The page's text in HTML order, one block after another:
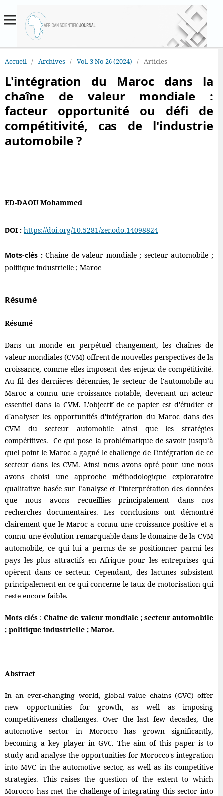
Accueil / Archives / Vol. 3 No 26 (2024) / Articles
L'intégration du Maroc dans la
chaîne de valeur mondiale :
facteur opportunité ou défi de
compétitivité, cas de l'industrie
automobile ?
ED-DAOU Mohammed
DOI : https://doi.org/10.5281/zenodo.14098824
Mots-clés :Chaine de valeur mondiale ; secteur automobile ;
politique industrielle ; Maroc
Résumé
Résumé
Dans un monde en perpétuel changement, les chaînes de
valeur mondiales (CVM) offrent de nouvelles perspectives de la
croissance, comme elles imposent des enjeux de compétitivité.
Au fil des dernières décennies, le secteur de l'automobile au
Maroc a connu une croissance notable, devenant un acteur
essentiel dans la CVM. L'objectif de ce papier est d'étudier et
d'analyser les opportunités d'intégration du Maroc dans des
CVM du secteur automobile ainsi que les stratégies
compétitives. Ce qui pose la problématique de savoir jusqu’à
quel point le Maroc a gagné le challenge de l'intégration de ce
secteur dans les CVM. Ainsi nous avons opté pour une nous
avons choisi une approche méthodologique exploratoire
qualitative basée sur l’analyse et l’interprétation des données
que nous avons recueillies principalement dans nos
recherches documentaires. Les conclusions ont démontré
clairement que le Maroc a connu une croissance positive et a
connu une évolution remarquable dans le domaine de la CVM
automobile, ce qui lui a permis de se positionner parmi les
pays les plus attractifs en Afrique pour les entreprises qui
opèrent dans ce secteur. Cependant, des lacunes subsistent
principalement en ce qui concerne le taux de motorisation qui
reste encore faible.
Mots clés :Chaine de valeur mondiale ; secteur automobile
; politique industrielle ; Maroc.
Abstract
In an ever-changing world, global value chains (GVC) offer
new opportunities for growth, as well as imposing
competitiveness challenges. Over the last few decades, the
automotive sector in Morocco has grown significantly,
becoming a key player in GVC. The aim of this paper is to
study and analyse the opportunities for Morocco's integration
into MVC in the automotive sector, as well as its competitive
strategies. This raises the question of the extent to which
Morocco has met the challenge of integrating this sector into